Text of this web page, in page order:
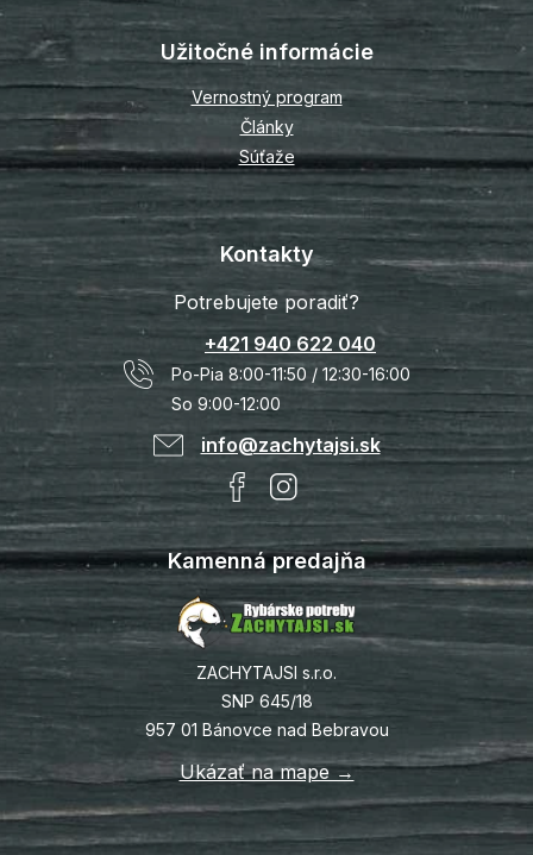
Užitočné informácie
Vernostný program
Články
Súťaže
Kontakty
Potrebujete poradiť?
+421 940 622 040
Po-Pia 8:00-11:50 / 12:30-16:00
So 9:00-12:00
info@zachytajsi.sk
Kamenná predajňa
ZACHYTAJSI s.r.o.
SNP 645/18
957 01 Bánovce nad Bebravou
Ukázať na mape →